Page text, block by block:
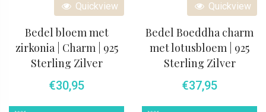
Quickview
Bedel bloem met
zirkonia | Charm | 925
Sterling Zilver
€30,95
Quickview
Bedel Boeddha charm
met lotusbloem | 925
Sterling Zilver
€37,95